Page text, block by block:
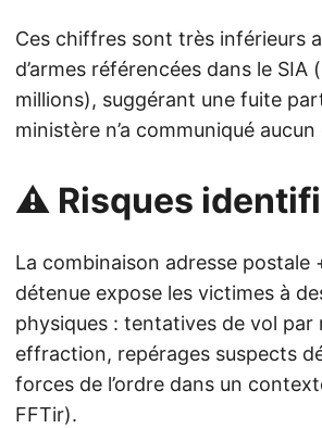
Ces chiffres sont très inférieurs
d’armes référencées dans le SIA
millions), suggérant une fuite
ministère n’a communiqué
⚠️ Risques
La combinaison adresse postale
détenue expose les victimes à
physiques : tentatives de vol par
effraction, repérages suspects
forces de l’ordre dans un
FFTir).